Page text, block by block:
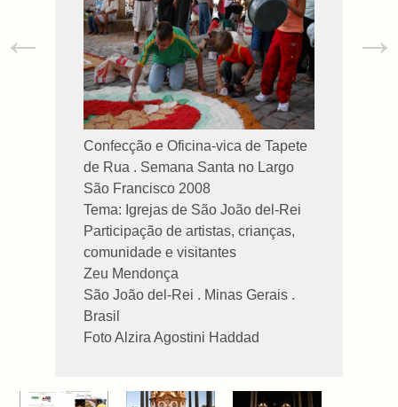
Confecção e Oficina-vica de Tapete
de Rua . Semana Santa no Largo
São Francisco 2008
Tema: Igrejas de São João del-Rei
Participação de artistas, crianças,
comunidade e visitantes
Zeu Mendonça
São João del-Rei . Minas Gerais .
Brasil
Foto Alzira Agostini Haddad
← →